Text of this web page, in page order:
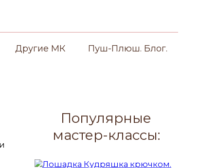
Другие МК Пуш-Плюш. Блог.
Популярные
мастер-классы: